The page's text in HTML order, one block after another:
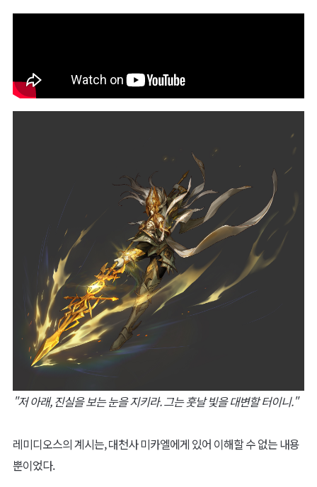
"저 아래, 진실을 보는 눈을 지키라. 그는 훗날 빛을 대변할 터이니."
레미디오스의 계시는, 대천사 미카엘에게 있어 이해할 수 없는 내용
뿐이었다.